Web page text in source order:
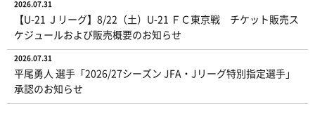
2026.07.31
【U-21 Ｊリーグ】8/22（土）U-21 ＦＣ東京戦 チケット販売ス
ケジュールおよび販売概要のお知らせ
2026.07.31
平尾勇人 選手「2026/27シーズン JFA・Jリーグ特別指定選手」
承認のお知らせ